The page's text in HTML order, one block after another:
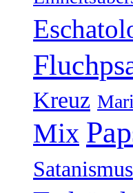
Kreuz
Mix
Satanismus